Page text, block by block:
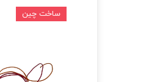
ساخت چین